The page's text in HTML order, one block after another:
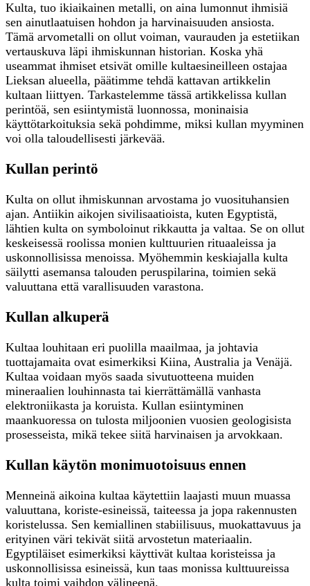
Kulta, tuo ikiaikainen metalli, on aina lumonnut ihmisiä
sen ainutlaatuisen hohdon ja harvinaisuuden ansiosta.
Tämä arvometalli on ollut voiman, vaurauden ja estetiikan
vertauskuva läpi ihmiskunnan historian. Koska yhä
useammat ihmiset etsivät omille kultaesineilleen ostajaa
Lieksan alueella, päätimme tehdä kattavan artikkelin
kultaan liittyen. Tarkastelemme tässä artikkelissa kullan
perintöä, sen esiintymistä luonnossa, moninaisia
käyttötarkoituksia sekä pohdimme, miksi kullan myyminen
voi olla taloudellisesti järkevää.
Kullan perintö
Kulta on ollut ihmiskunnan arvostama jo vuosituhansien
ajan. Antiikin aikojen sivilisaatioista, kuten Egyptistä,
lähtien kulta on symboloinut rikkautta ja valtaa. Se on ollut
keskeisessä roolissa monien kulttuurien rituaaleissa ja
uskonnollisissa menoissa. Myöhemmin keskiajalla kulta
säilytti asemansa talouden peruspilarina, toimien sekä
valuuttana että varallisuuden varastona.
Kullan alkuperä
Kultaa louhitaan eri puolilla maailmaa, ja johtavia
tuottajamaita ovat esimerkiksi Kiina, Australia ja Venäjä.
Kultaa voidaan myös saada sivutuotteena muiden
mineraalien louhinnasta tai kierrättämällä vanhasta
elektroniikasta ja koruista. Kullan esiintyminen
maankuoressa on tulosta miljoonien vuosien geologisista
prosesseista, mikä tekee siitä harvinaisen ja arvokkaan.
Kullan käytön monimuotoisuus ennen
Menneinä aikoina kultaa käytettiin laajasti muun muassa
valuuttana, koriste-esineissä, taiteessa ja jopa rakennusten
koristelussa. Sen kemiallinen stabiilisuus, muokattavuus ja
erityinen väri tekivät siitä arvostetun materiaalin.
Egyptiläiset esimerkiksi käyttivät kultaa koristeissa ja
uskonnollisissa esineissä, kun taas monissa kulttuureissa
kulta toimi vaihdon välineenä.